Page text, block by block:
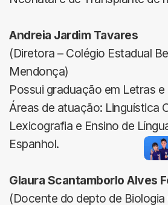
Andreia Jardim Tavares
(Diretora – Colégio Estadual
Mendonça)
Possui graduação em Letras
Áreas de atuação: Linguística
Lexicografia e Ensino de
Espanhol.
Glaura Scantamborlo Alves
(Docente do depto de Biologia